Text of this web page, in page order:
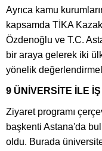
Ayrıca kamu
kapsamda TİKA
Özdenoğlu ve T.C.
bir araya gelerek iki
yönelik
9 ÜNİVERSİTE İLE
Ziyaret programı
başkenti Astana'da
oldu. Burada